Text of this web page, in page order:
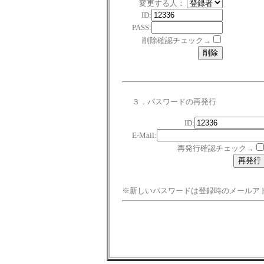
変更する人：
ID:
PASS:
削除確認チェック→
３．パスワードの再発行
ID:
E-Mail:
再発行確認チェック→
※新しいパスワードは登録時のメールア